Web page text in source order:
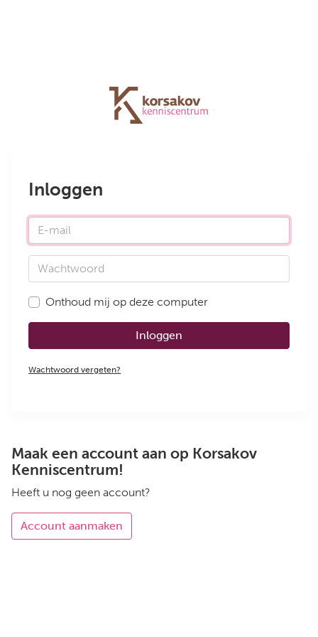
Inloggen
E-mail
Wachtwoord
Onthoud mij op deze computer
Inloggen
Wachtwoord vergeten?
Maak een account aan op Korsakov
Kenniscentrum!
Heeft u nog geen account?
Account aanmaken